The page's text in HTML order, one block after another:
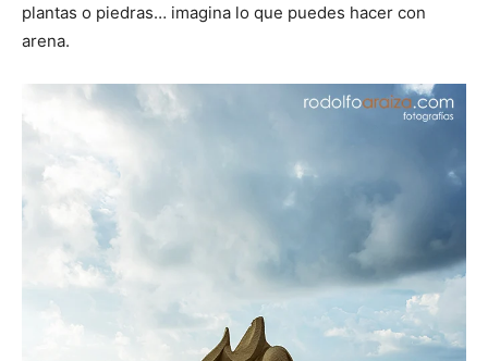
plantas o piedras… imagina lo que puedes hacer con
arena.